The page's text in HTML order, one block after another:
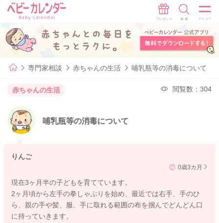
専門家相談 赤ちゃんの生活 哺乳瓶等の消毒について
赤ちゃんの生活 閲覧数：304
哺乳瓶等の消毒について
りんご
0歳3カ月
現在3ヶ月半の子どもを育てています。
2ヶ月頃から左手の拳しゃぶりを始め、最近では右手、手のひ
ら、親の手や髪、服、手に取れる範囲の布を掴んでどんどん口
に持っていきます。